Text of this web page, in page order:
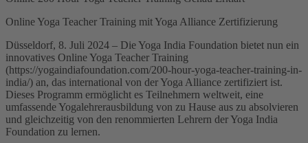
Online Yoga Teacher Training mit Yoga Alliance Zertifizierung
Düsseldorf, 8. Juli 2024 – Die Yoga India Foundation bietet nun ein
innovatives Online Yoga Teacher Training
(https://yogaindiafoundation.com/200-hour-yoga-teacher-training-in-
india/) an, das international von der Yoga Alliance zertifiziert ist.
Dieses Programm ermöglicht es Teilnehmern weltweit, eine
umfassende Yogalehrerausbildung von zu Hause aus zu absolvieren
und gleichzeitig von den renommierten Lehrern der Yoga India
Foundation zu lernen.